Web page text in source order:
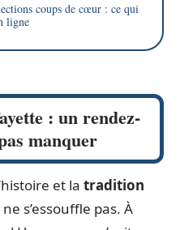
coups de cœur : ce qui
ligne
: un rendez-
manquer
et la tradition
ne s’essouffle pas. À